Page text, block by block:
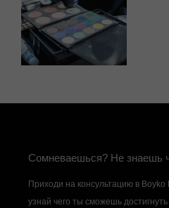
Сомневаешься? Не знаешь
Приходи на консультацию в Boyko
узнай чего ты сможешь